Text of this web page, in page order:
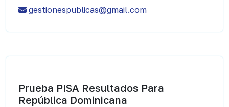
gestionespublicas@gmail.com
Prueba PISA Resultados Para
República Dominicana